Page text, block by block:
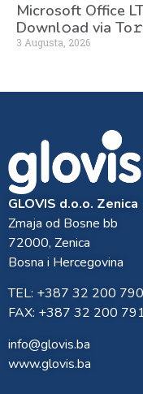
Microsoft Office
Downl𝚘ad via
3 Augusta, 2026
GLOVIS d.o.o. Zenica
Zmaja od Bosne bb
72000, Zenica
Bosna i Hercegovina
TEL: +387 32 200 790
FAX: +387 32 200
info@glovis.ba
www.glovis.ba